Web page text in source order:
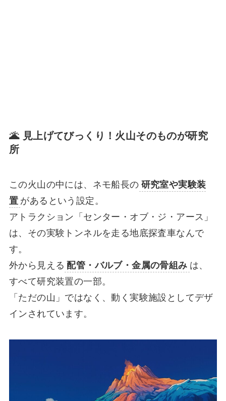
🌋 見上げてびっくり！火山そのものが研究
所
この火山の中には、ネモ船長の 研究室や実験装
置 があるという設定。
アトラクション「センター・オブ・ジ・アース」
は、その実験トンネルを走る地底探査車なんで
す。
外から見える 配管・バルブ・金属の骨組み は、
すべて研究装置の一部。
「ただの山」ではなく、動く実験施設としてデザ
インされています。